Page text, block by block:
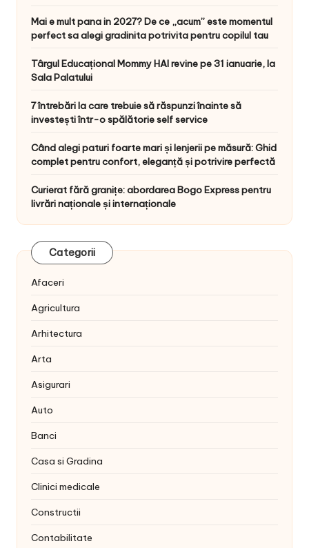
Mai e mult pana in 2027? De ce „acum” este momentul
perfect sa alegi gradinita potrivita pentru copilul tau
Târgul Educațional Mommy HAI revine pe 31 ianuarie, la
Sala Palatului
7 întrebări la care trebuie să răspunzi înainte să
investești într-o spălătorie self service
Când alegi paturi foarte mari și lenjerii pe măsură: Ghid
complet pentru confort, eleganță și potrivire perfectă
Curierat fără granițe: abordarea Bogo Express pentru
livrări naționale și internaționale
Categorii
Afaceri
Agricultura
Arhitectura
Arta
Asigurari
Auto
Banci
Casa si Gradina
Clinici medicale
Constructii
Contabilitate